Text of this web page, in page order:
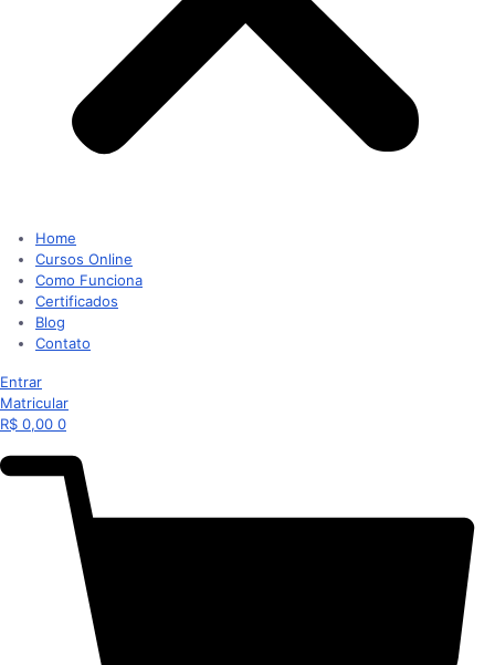
Home
Cursos Online
Como Funciona
Certificados
Blog
Contato
Entrar
Matricular
R$ 0,00 0